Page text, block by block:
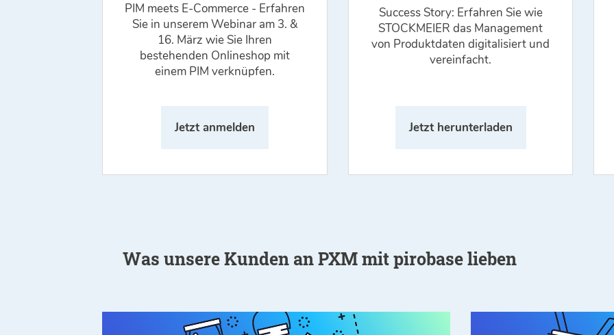
PIM meets E-Commerce - Erfahren
Sie in unserem Webinar am 3. &
16. März wie Sie Ihren
bestehenden Onlineshop mit
einem PIM verknüpfen.
Jetzt anmelden
Success Story: Erfahren Sie wie
STOCKMEIER das Management
von Produktdaten digitalisiert und
vereinfacht.
Jetzt herunterladen
Was unsere Kunden an PXM mit pirobase lieben